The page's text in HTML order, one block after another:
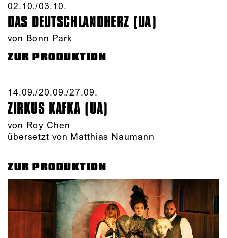
02.10./​03.10.​
DAS DEUTSCHLAND­HERZ (UA)
von Bonn Park
ZUR PRODUKTION
14.09./​20.09./​27.09.​
ZIRKUS KAFKA (UA)
von Roy Chen
übersetzt von Matthias Naumann
ZUR PRODUKTION